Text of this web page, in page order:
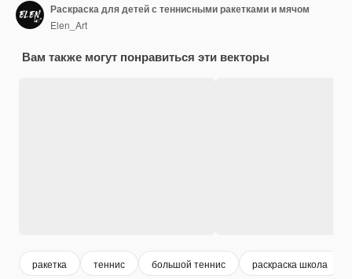
Раскраска для детей с теннисными ракетками и мячом
Elen_Art
Вам также могут понравиться эти векторы
ракетка теннис большой теннис раскраска школа